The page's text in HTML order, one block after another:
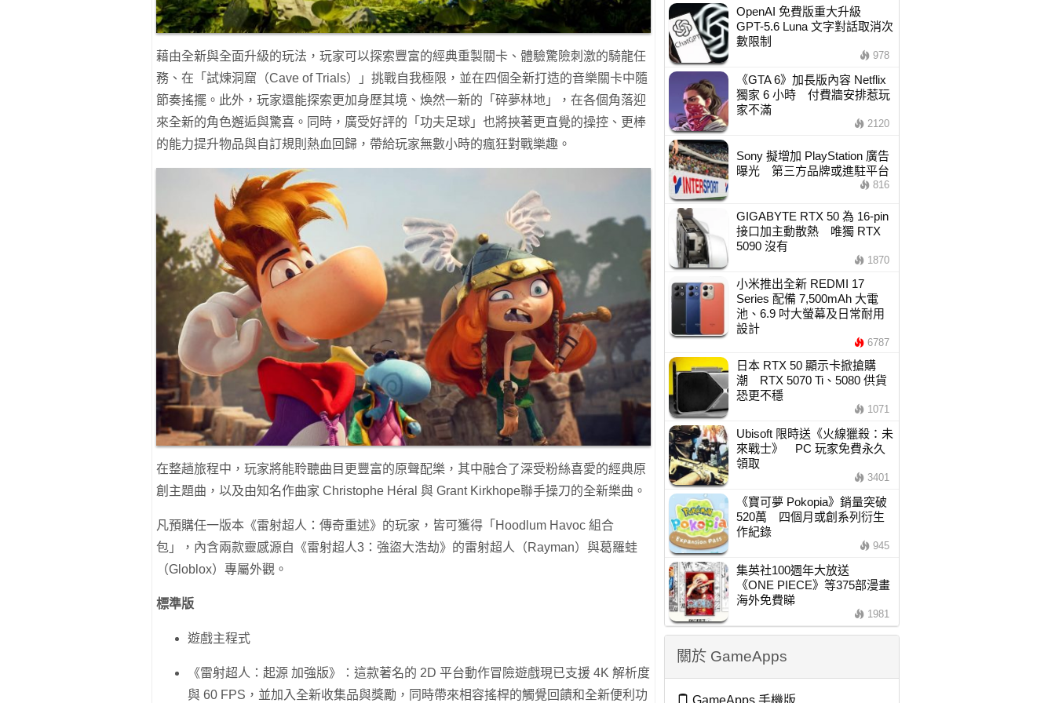
藉由全新與全面升級的玩法，玩家可以探索豐富的經典重製關卡、體驗驚險刺激的騎龍任
務、在「試煉洞窟（Cave of Trials）」挑戰自我極限，並在四個全新打造的音樂關卡中隨
節奏搖擺。此外，玩家還能探索更加身歷其境、煥然一新的「碎夢林地」，在各個角落迎
來全新的角色邂逅與驚喜。同時，廣受好評的「功夫足球」也將挾著更直覺的操控、更棒
的能力提升物品與自訂規則熱血回歸，帶給玩家無數小時的瘋狂對戰樂趣。
在整趟旅程中，玩家將能聆聽曲目更豐富的原聲配樂，其中融合了深受粉絲喜愛的經典原
創主題曲，以及由知名作曲家 Christophe Héral 與 Grant Kirkhope聯手操刀的全新樂曲。
凡預購任一版本《雷射超人：傳奇重述》的玩家，皆可獲得「Hoodlum Havoc 組合
包」，內含兩款靈感源自《雷射超人3：強盜大浩劫》的雷射超人（Rayman）與葛羅蛙
（Globlox）專屬外觀。
標準版
遊戲主程式
《雷射超人：起源 加強版》：這款著名的 2D 平台動作冒險遊戲現已支援 4K 解析度
與 60 FPS，並加入全新收集品與獎勵，同時帶來相容搖桿的觸覺回饋和全新便利功
OpenAI 免費版重大升級
GPT-5.6 Luna 文字對話取消次
數限制
978
《GTA 6》加長版內容 Netflix
獨家 6 小時 付費牆安排惹玩
家不滿
2120
Sony 擬增加 PlayStation 廣告
曝光 第三方品牌或進駐平台
816
GIGABYTE RTX 50 為 16-pin
接口加主動散熱 唯獨 RTX
5090 沒有
1870
小米推出全新 REDMI 17
Series 配備 7,500mAh 大電
池、6.9 吋大螢幕及日常耐用
設計
6787
日本 RTX 50 顯示卡掀搶購
潮 RTX 5070 Ti、5080 供貨
恐更不穩
1071
Ubisoft 限時送《火線獵殺：未
來戰士》 PC 玩家免費永久
領取
3401
《寶可夢 Pokopia》銷量突破
520萬 四個月或創系列衍生
作紀錄
945
集英社100週年大放送
《ONE PIECE》等375部漫畫
海外免費睇
1981
關於 GameApps
GameApps 手機版